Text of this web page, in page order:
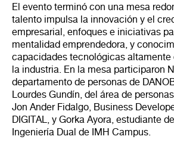
El evento terminó con una mesa
talento impulsa la innovación y el
empresarial, enfoques e iniciativas
mentalidad emprendedora, y
capacidades tecnológicas altamente
la industria. En la mesa participaron
departamento de personas de
Lourdes Gundín, del área de
Jon Ander Fidalgo, Business
DIGITAL, y Gorka Ayora, estudiante
Ingeniería Dual de IMH Campus.